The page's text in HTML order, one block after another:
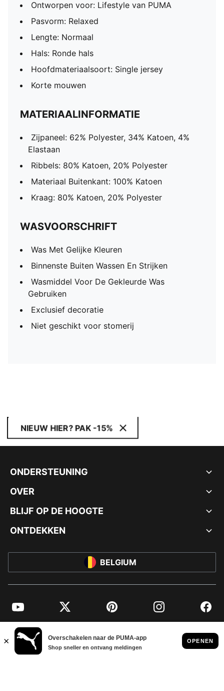
Ontworpen voor: Lifestyle van PUMA
Pasvorm: Relaxed
Lengte: Normaal
Hals: Ronde hals
Hoofdmateriaalsoort: Single jersey
Korte mouwen
MATERIAALINFORMATIE
Zijpaneel: 62% Polyester, 34% Katoen, 4%
Elastaan
Ribbels: 80% Katoen, 20% Polyester
Materiaal Buitenkant: 100% Katoen
Kraag: 80% Katoen, 20% Polyester
WASVOORSCHRIFT
Was Met Gelijke Kleuren
Binnenste Buiten Wassen En Strijken
Wasmiddel Voor De Gekleurde Was
Gebruiken
Exclusief decoratie
Niet geschikt voor stomerij
NIEUW HIER? PAK -15%
ONDERSTEUNING
OVER
BLIJF OP DE HOOGTE
ONTDEKKEN
BELGIUM
YouTube Twitter Pinterest Instagram
© PUMA EUROPE GMBH, 2026. ALLE RECHTEN VOORBEHOUDEN
BEDRIJFSGEGEVENS EN JURIDISCHE GEGEVENS